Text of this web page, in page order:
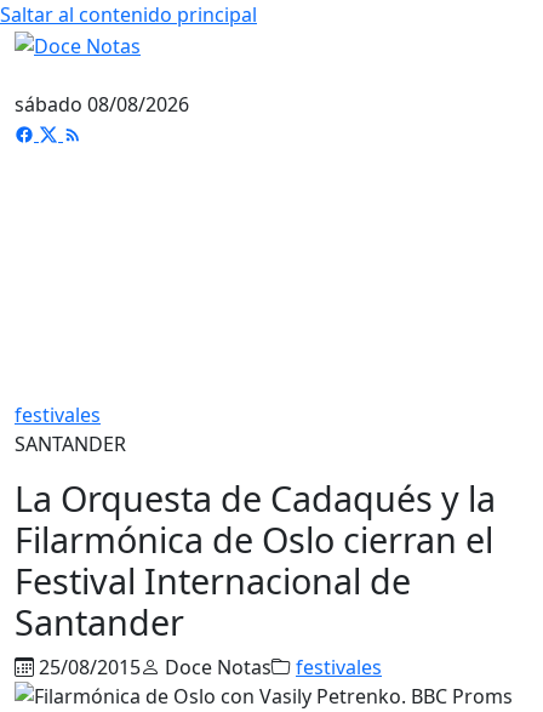
Saltar al contenido principal
sábado 08/08/2026
festivales
SANTANDER
La Orquesta de Cadaqués y la
Filarmónica de Oslo cierran el
Festival Internacional de
Santander
25/08/2015 Doce Notas festivales